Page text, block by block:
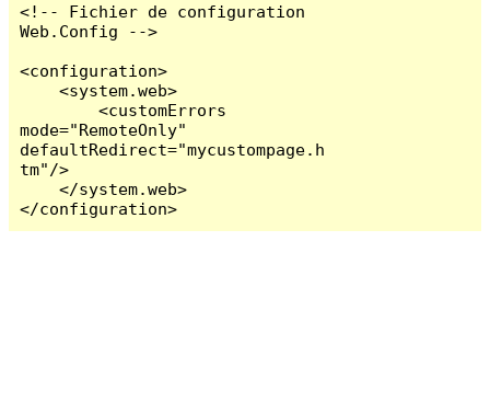
<!-- Fichier de configuration
Web.Config -->
<configuration>
    <system.web>
        <customErrors
mode="RemoteOnly"
defaultRedirect="mycustompage.h
tm"/>
    </system.web>
</configuration>